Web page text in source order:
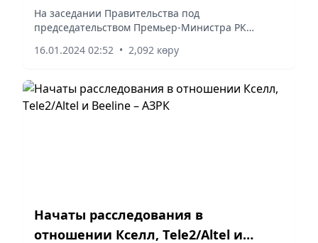
выведены на зарубежные интернет-
площадки
На заседании Правительства под
председательством Премьер-Министра РК
дальнейшего развития электронной торговли.
16.01.2024 02:52 • 2,092 көру
Начаты расследования в
отношении Кселл, Тele2/Altel и